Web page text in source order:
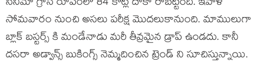
సోమవారం నుంచి అసలు పరీక్ష మొదలుకానుంది. మాములుగా
బ్లాక్ బస్టర్స్ కి మండేనాడు మరీ తీవ్రమైన డ్రాప్ ఉండదు. కానీ
దసరా అడ్వాన్స్ బుకింగ్స్ నెమ్మదించిన ట్రెండ్ ని సూచిస్తున్నాయి.